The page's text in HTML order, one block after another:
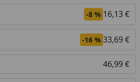
-8 % 16,13 €
-16 % 33,69 €
46,99 €